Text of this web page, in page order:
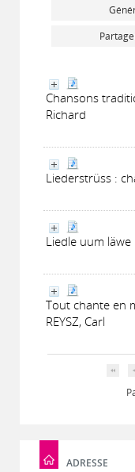
Chansons
Richard
Liederstrüss :
Liedle uum läwe
Tout chante en
REYSZ, Carl
ADRESSE